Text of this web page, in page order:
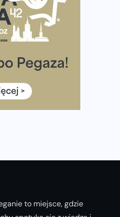
Warszawskiego.
uczestników
3 treningi wystarczą? Jak
postępy
nami Nocny Portowy
to miejsce, gdzie